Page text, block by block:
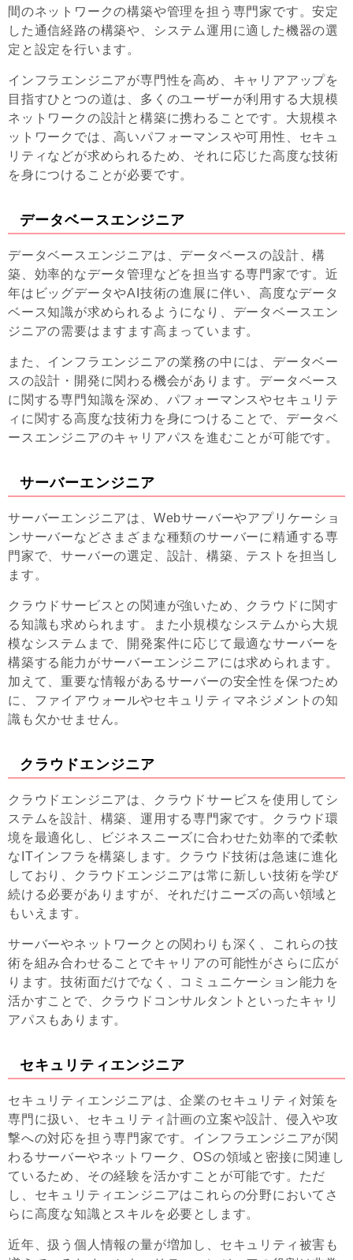
間のネットワークの構築や管理を担う専門家です。安定
した通信経路の構築や、システム運用に適した機器の選
定と設定を行います。
インフラエンジニアが専門性を高め、キャリアアップを
目指すひとつの道は、多くのユーザーが利用する大規模
ネットワークの設計と構築に携わることです。大規模ネ
ットワークでは、高いパフォーマンスや可用性、セキュ
リティなどが求められるため、それに応じた高度な技術
を身につけることが必要です。
データベースエンジニア
データベースエンジニアは、データベースの設計、構
築、効率的なデータ管理などを担当する専門家です。近
年はビッグデータやAI技術の進展に伴い、高度なデータ
ベース知識が求められるようになり、データベースエン
ジニアの需要はますます高まっています。
また、インフラエンジニアの業務の中には、データベー
スの設計・開発に関わる機会があります。データベース
に関する専門知識を深め、パフォーマンスやセキュリテ
ィに関する高度な技術力を身につけることで、データベ
ースエンジニアのキャリアパスを進むことが可能です。
サーバーエンジニア
サーバーエンジニアは、Webサーバーやアプリケーショ
ンサーバーなどさまざまな種類のサーバーに精通する専
門家で、サーバーの選定、設計、構築、テストを担当し
ます。
クラウドサービスとの関連が強いため、クラウドに関す
る知識も求められます。また小規模なシステムから大規
模なシステムまで、開発案件に応じて最適なサーバーを
構築する能力がサーバーエンジニアには求められます。
加えて、重要な情報があるサーバーの安全性を保つため
に、ファイアウォールやセキュリティマネジメントの知
識も欠かせません。
クラウドエンジニア
クラウドエンジニアは、クラウドサービスを使用してシ
ステムを設計、構築、運用する専門家です。クラウド環
境を最適化し、ビジネスニーズに合わせた効率的で柔軟
なITインフラを構築します。クラウド技術は急速に進化
しており、クラウドエンジニアは常に新しい技術を学び
続ける必要がありますが、それだけニーズの高い領域と
もいえます。
サーバーやネットワークとの関わりも深く、これらの技
術を組み合わせることでキャリアの可能性がさらに広が
ります。技術面だけでなく、コミュニケーション能力を
活かすことで、クラウドコンサルタントといったキャリ
アパスもあります。
セキュリティエンジニア
セキュリティエンジニアは、企業のセキュリティ対策を
専門に扱い、セキュリティ計画の立案や設計、侵入や攻
撃への対応を担う専門家です。インフラエンジニアが関
わるサーバーやネットワーク、OSの領域と密接に関連し
ているため、その経験を活かすことが可能です。ただ
し、セキュリティエンジニアはこれらの分野においてさ
らに高度な知識とスキルを必要とします。
近年、扱う個人情報の量が増加し、セキュリティ被害も